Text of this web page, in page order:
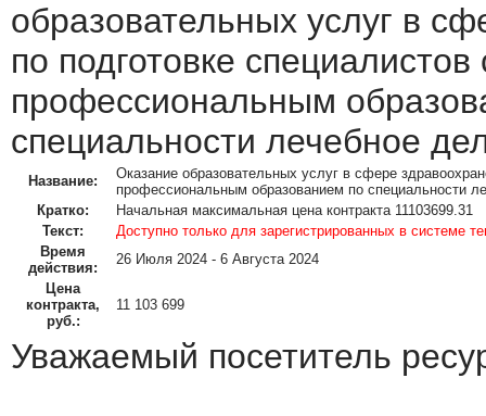
образовательных услуг в
по подготовке
профессиональным
специальности лечебное
Название:
Оказание образовательных услуг в сфере
профессиональным образованием по специальности
Кратко:
Начальная максимальная цена контракта 11103699.31
Текст:
Доступно только для зарегистрированных в системе
Время
действия:
26 Июля 2024 - 6 Августа 2024
Цена
контракта,
руб.:
11 103 699
Уважаемый посетитель